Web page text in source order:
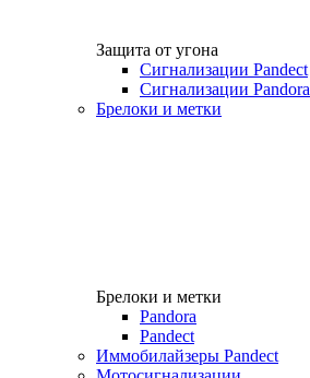
Защита от угона
Сигнализации Pandect
Сигнализации Pandora
Брелоки и метки
Брелоки и метки
Pandora
Pandect
Иммобилайзеры Pandect